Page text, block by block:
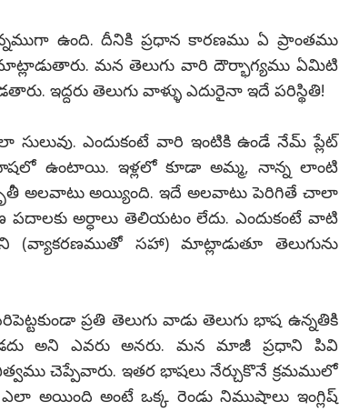
ఉంది. దీనికి ప్రధాన కారణము ఏ ప్రాంతము
మన తెలుగు వారి దౌర్భాగ్యము ఏమిటి
ఇద్దరు తెలుగు వాళ్ళు ఎదురైనా ఇదే పరిస్థితి!
సులువు. ఎందుకంటే వారి ఇంటికి ఉండే నేమ్ ప్లేట్
ఉంటాయి. ఇళ్లలో కూడా అమ్మ, నాన్న లాంటి
అలవాటు అయ్యింది. ఇదే అలవాటు పెరిగితే చాలా
పదాలకు అర్ధాలు తెలియటం లేదు. ఎందుకంటే వాటి
(వ్యాకరణముతో సహా) మాట్లాడుతూ తెలుగును
ప్రతి తెలుగు వాడు తెలుగు భాష ఉన్నతికి
అని ఎవరు అనరు. మన మాజీ ప్రధాని పివి
చెప్పేవారు. ఇతర భాషలు నేర్చుకొనే క్రమములో
ఎలా అయింది అంటే ఒక్క రెండు నిముషాలు ఇంగ్లిష్